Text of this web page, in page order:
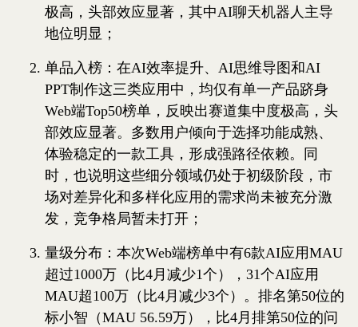
极高，头部效应显著，其中AI聊天机器人主导
地位明显；
单品入榜：在AI效率提升、AI思维导图和AI
PPT制作这三类应用中，均仅有单一产品跻身
Web端Top50榜单，反映出赛道集中度极高，头
部效应显著。多数用户倾向于选择功能成熟、
体验稳定的一款工具，形成强路径依赖。同
时，也说明这些细分领域仍处于初级阶段，市
场对差异化和多样化应用的需求尚未被充分激
发，竞争格局暂未打开；
量级分布：本次Web端榜单中有6款AI应用MAU
超过1000万（比4月减少1个），31个AI应用
MAU超100万（比4月减少3个）。排名第50位的
标小智（MAU 56.59万），比4月排第50位的问